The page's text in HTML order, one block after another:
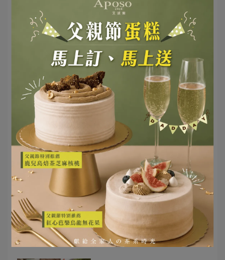
VOGUE雜誌-「無限乳酪」人氣款
推薦
2022-11-15
時尚雜誌 報章雜誌 VOGUE
「ELLE」推薦！台北必吃巧克力蛋
糕
2022-11-03
ELLE 時尚雜誌 報章雜誌
報導推薦 母親節蛋糕
艾波索受邀Podcast節目 【職場教
練私房話】
2022-10-29
Podcast